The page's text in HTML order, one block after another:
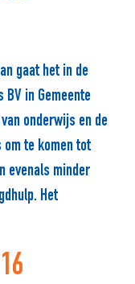
gaat het in de
in Gemeente
onderwijs en de
om te komen tot
evenals minder
Het